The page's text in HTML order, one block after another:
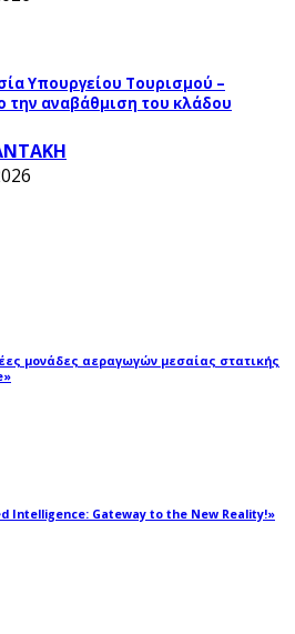
Υπουργείου Τουρισμού –
την αναβάθμιση του κλάδου
μονάδες αεραγωγών μεσαίας στατικής
Intelligence: Gateway to the New Reality!»